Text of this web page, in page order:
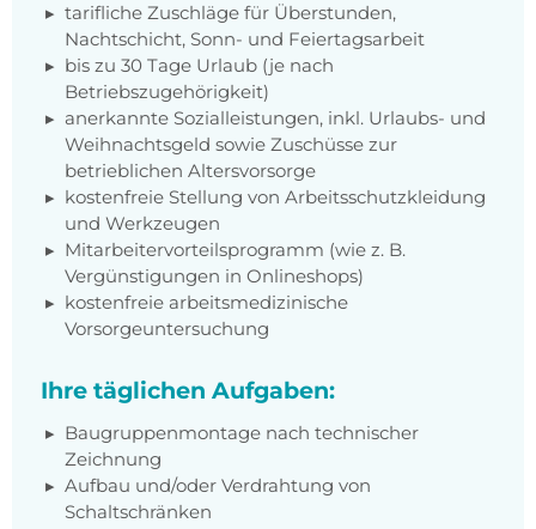
tarifliche Zuschläge für Überstunden,
Nachtschicht, Sonn- und Feiertagsarbeit
bis zu 30 Tage Urlaub (je nach
Betriebszugehörigkeit)
anerkannte Sozialleistungen, inkl. Urlaubs- und
Weihnachtsgeld sowie Zuschüsse zur
betrieblichen Altersvorsorge
kostenfreie Stellung von Arbeitsschutzkleidung
und Werkzeugen
Mitarbeitervorteilsprogramm (wie z. B.
Vergünstigungen in Onlineshops)
kostenfreie arbeitsmedizinische
Vorsorgeuntersuchung
Ihre täglichen Aufgaben:
Baugruppenmontage nach technischer
Zeichnung
Aufbau und/oder Verdrahtung von
Schaltschränken